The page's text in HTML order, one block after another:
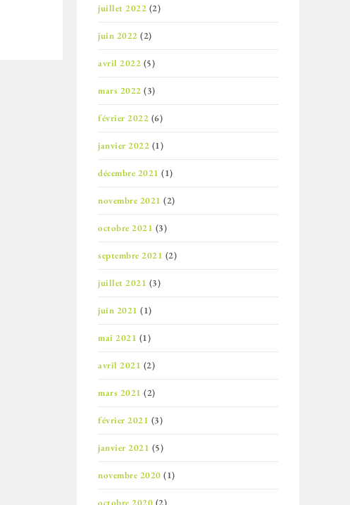
juillet 2022 (2)
juin 2022 (2)
avril 2022 (5)
mars 2022 (3)
février 2022 (6)
janvier 2022 (1)
décembre 2021 (1)
novembre 2021 (2)
octobre 2021 (3)
septembre 2021 (2)
juillet 2021 (3)
juin 2021 (1)
mai 2021 (1)
avril 2021 (2)
mars 2021 (2)
février 2021 (3)
janvier 2021 (5)
novembre 2020 (1)
octobre 2020 (2)